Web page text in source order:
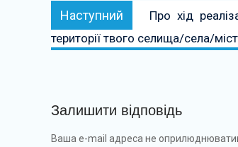
Наступний Наступний:
Про хід
території твого селища/села/
Залишити відповідь
Ваша e-mail адреса не